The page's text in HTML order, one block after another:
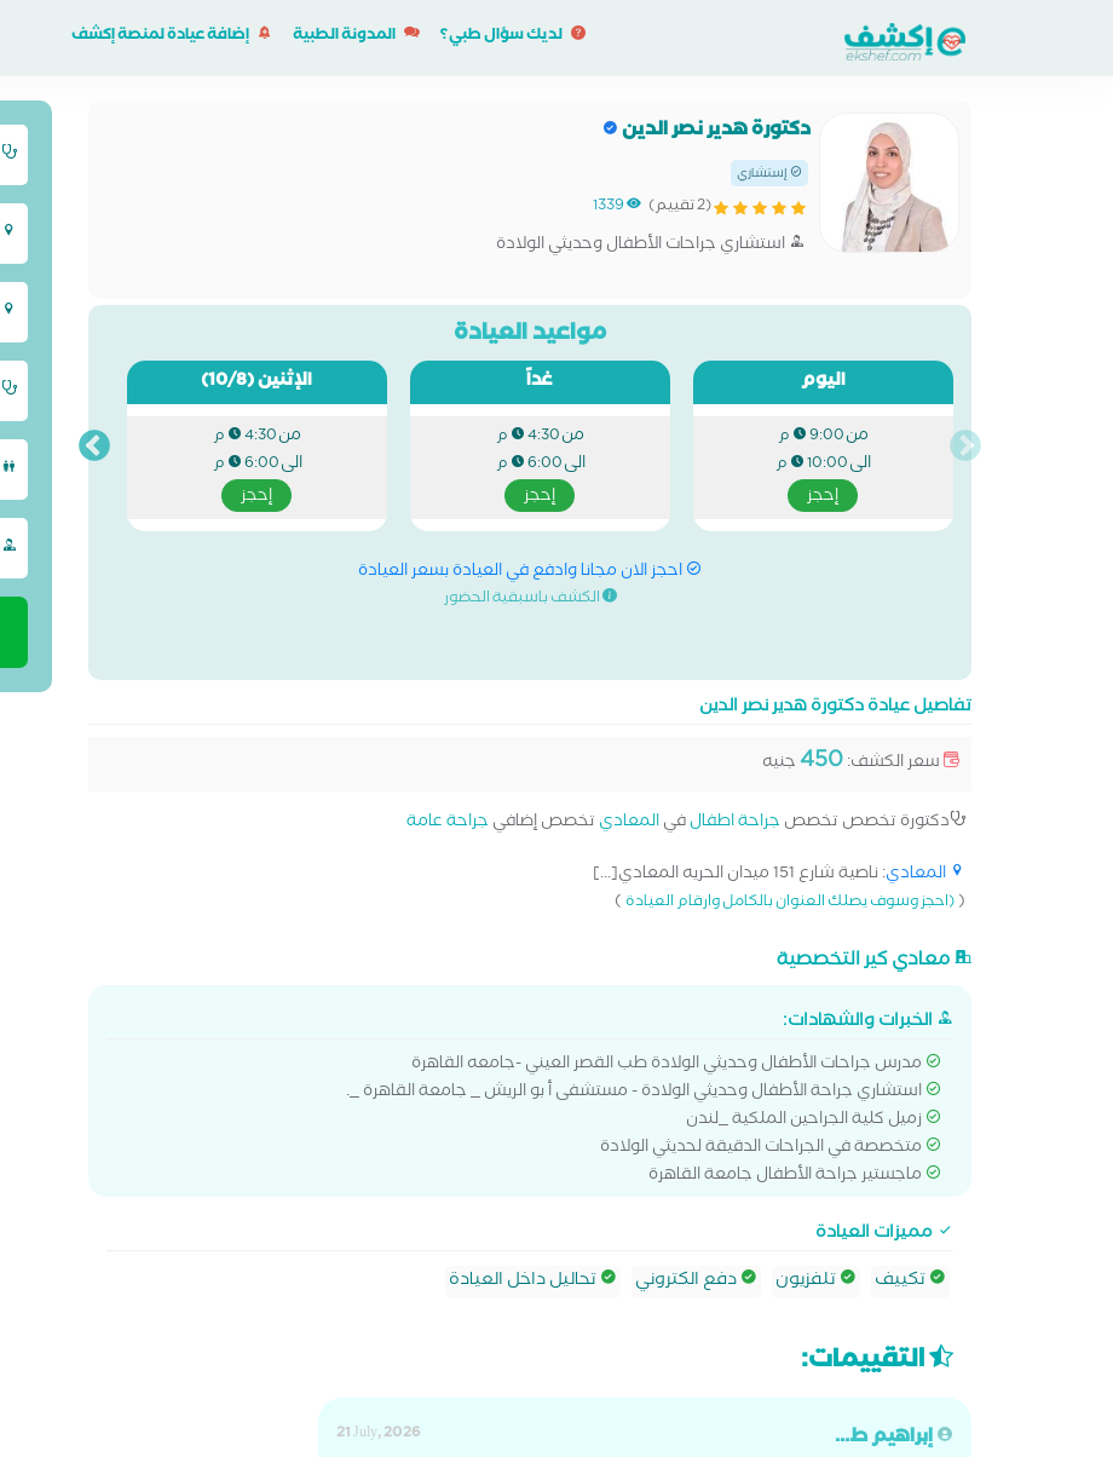
لديك سؤال طبي؟ المدونة الطبية إضافة عيادة لمنصة إكشف
دكتورة هدير نصر الدين
إستشاري
(2 تقييم) 1339
استشاري جراحات الأطفال وحديثي الولادة
مواعيد العيادة
اليوم
من9:00 م
الى10:00 م
إحجز
غداً
من4:30 م
الى6:00 م
إحجز
الإثنين(10/8)
من4:30 م
الى6:00 م
إحجز
احجز الان مجانا وادفع في العيادة بسعر العيادة
الكشف باسبقية الحضور
تفاصيل عيادة دكتورة هدير نصر الدين
سعر الكشف:450 جنيه
دكتورة تخصص تخصص جراحة اطفالفيالمعادي تخصص إضافي جراحة عامة
المعادي: ناصية شارع 151 ميدان الحريه المعادي[...]
((احجز وسوف يصلك العنوان بالكامل وارقام العيادة)
معادي كير التخصصية
الخبرات والشهادات:
مدرس جراحات الأطفال وحديثي الولادة طب القصر العيني -جامعه القاهرة
استشاري جراحة الأطفال وحديثي الولادة - مستشفى أ بو الريش _ جامعة القاهرة _.
زميل كلية الجراحين الملكية _لندن
متخصصة في الجراحات الدقيقة لحديثي الولادة
ماجستير جراحة الأطفال جامعة القاهرة
مميزات العيادة
تكييف
تلفزيون دفع الكتروني تحاليل داخل العيادة
التقييمات:
إبراهيم ط...
21 July, 2026